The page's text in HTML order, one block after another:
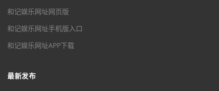
和记娱乐网址网页版
和记娱乐网址手机版入口
和记娱乐网址APP下载
最新发布